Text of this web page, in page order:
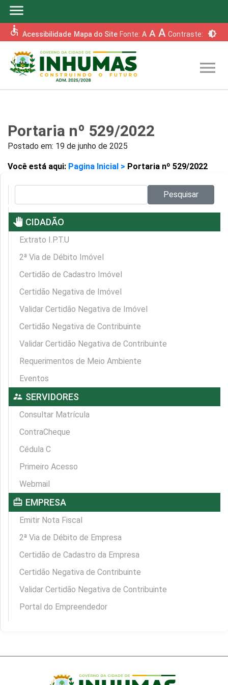
menu
accessible Acessibilidade Mapa do Site Fonte: A A A Contraste: brightness_6
menu
Portaria nº 529/2022
Postado em: 19 de junho de 2025
Você está aqui: Pagina Inicial > Portaria nº 529/2022
Pesquisar
pan_tool CIDADÃO
Extrato I.P.T.U
2ª Via de Débito Imóvel
Certidão de Cadastro Imóvel
Certidão Negativa de Imóvel
Validar Certidão Negativa de Imóvel
Certidão Negativa de Contribuinte
Validar Certidão Negativa de Contribuinte
Requerimentos de Meio Ambiente
Eventos
supervisor_account SERVIDORES
Consultar Matrícula
ContraCheque
Cédula C
Primeiro Acesso
Webmail
card_travel EMPRESA
Emitir Nota Fiscal
2ª Via de Débito de Empresa
Certidão de Cadastro da Empresa
Certidão Negativa de Contribuinte
Validar Certidão Negativa de Contribuinte
Portal do Empreendedor